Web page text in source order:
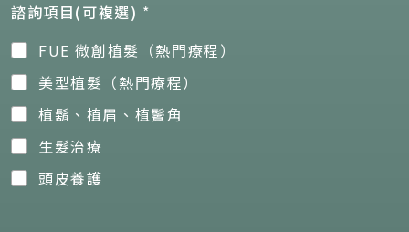
諮詢項目(可複選) *
FUE 微創植髮（熱門療程）
美型植髮（熱門療程）
植鬍、植眉、植鬢角
生髮治療
頭皮養護